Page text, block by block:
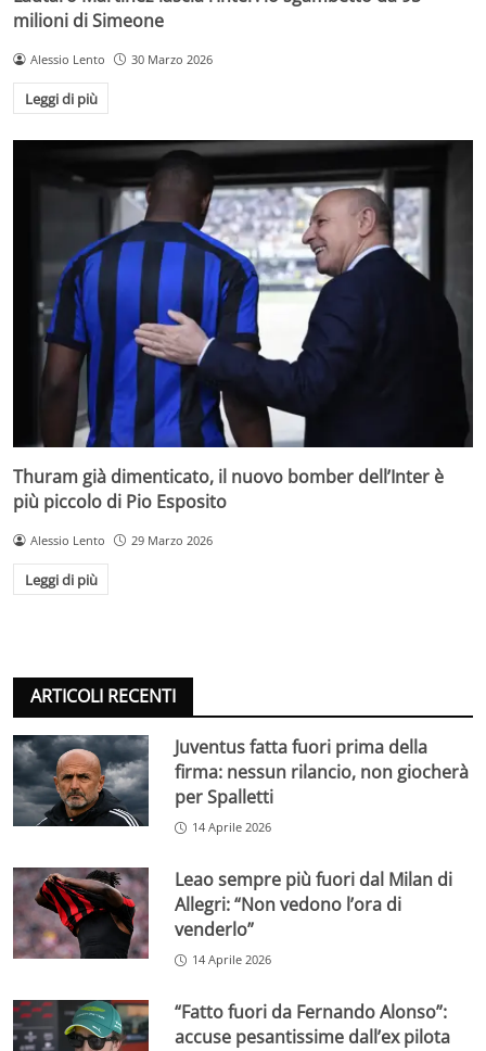
milioni di Simeone
Alessio Lento 30 Marzo 2026
Leggi di più
Thuram già dimenticato, il nuovo bomber dell’Inter è
più piccolo di Pio Esposito
Alessio Lento 29 Marzo 2026
Leggi di più
ARTICOLI RECENTI
Juventus fatta fuori prima della
firma: nessun rilancio, non giocherà
per Spalletti
14 Aprile 2026
Leao sempre più fuori dal Milan di
Allegri: “Non vedono l’ora di
venderlo”
14 Aprile 2026
“Fatto fuori da Fernando Alonso”:
accuse pesantissime dall’ex pilota